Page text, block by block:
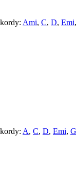
Ami, C, D, Emi,
A, C, D, Emi, G